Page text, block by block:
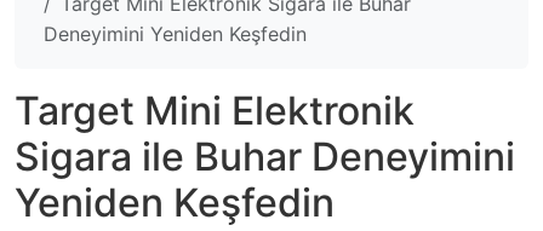
Deneyimini Yeniden Keşfedin
Target Mini Elektronik
Sigara ile Buhar Deneyimini
Yeniden Keşfedin